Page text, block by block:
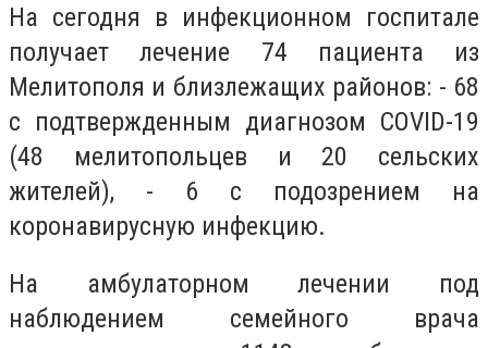
На сегодня в инфекционном госпитале
получает лечение 74 пациента из
Мелитополя и близлежащих районов: - 68
с подтвержденным диагнозом COVID-19
(48 мелитопольцев и 20 сельских
жителей), - 6 с подозрением на
коронавирусную инфекцию.
На амбулаторном лечении под
наблюдением семейного врача